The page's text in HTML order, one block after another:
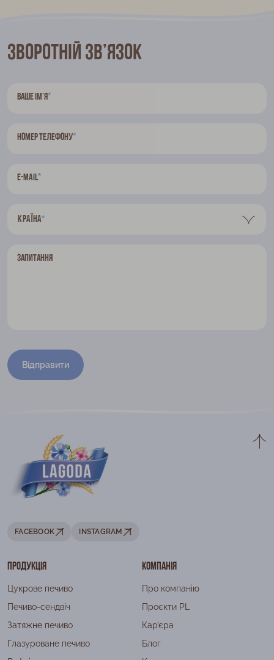
Зворотній зв’язок
Ваше ім’я*
Номер телефону*
E-mail*
Країна*
Запитання
Відправити
FACEBOOK INSTAGRAM
Продукція
Цукрове печиво
Печиво-сендвіч
Затяжне печиво
Глазуроване печиво
Компанія
Про компанію
Проєкти PL
Кар’єра
Блог